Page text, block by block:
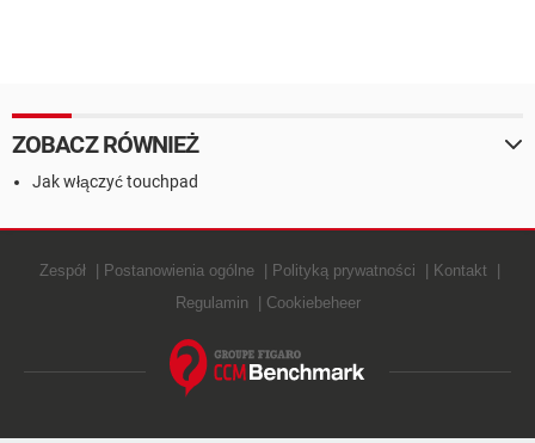
ZOBACZ RÓWNIEŻ
Jak włączyć touchpad
Zespół Postanowienia ogólne Polityką prywatności
Kontakt
Regulamin
Cookiebeheer